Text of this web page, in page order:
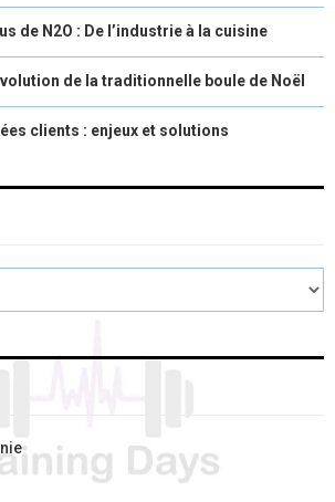
de N2O : De l’industrie à la cuisine
de la traditionnelle boule de Noël
clients : enjeux et solutions